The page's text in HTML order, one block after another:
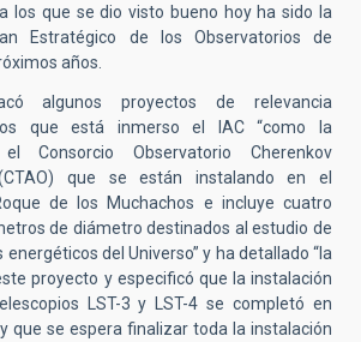
los que se dio visto bueno hoy ha sido la
Estratégico de los Observatorios de
años.
algunos proyectos de relevancia
que está inmerso el IAC “como la
Consorcio Observatorio Cherenkov
que se están instalando en el
de los Muchachos e incluye cuatro
de diámetrodestinados al estudio de
del Universo” y ha detallado “la
proyecto y especificó que la instalación
LST-3 y LST-4 se completó en
que se espera finalizar toda la instalación